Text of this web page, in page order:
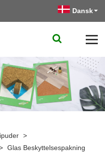
Dansk
>
Glas Beskyttelsespakning